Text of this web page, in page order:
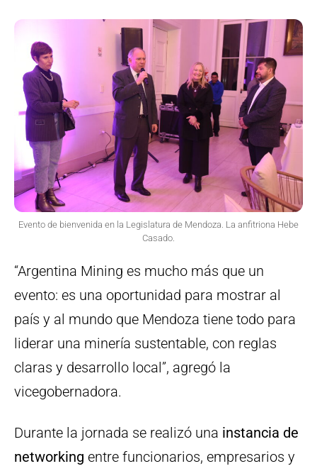
Evento de bienvenida en la Legislatura de Mendoza. La anfitriona Hebe
Casado.
“Argentina Mining es mucho más que un
evento: es una oportunidad para mostrar al
país y al mundo que Mendoza tiene todo para
liderar una minería sustentable, con reglas
claras y desarrollo local”, agregó la
vicegobernadora.
Durante la jornada se realizó una instancia de
networking entre funcionarios, empresarios y